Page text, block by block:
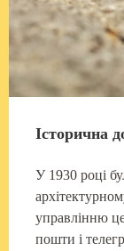
Історична
У 1930 році
управлінню
пошти і